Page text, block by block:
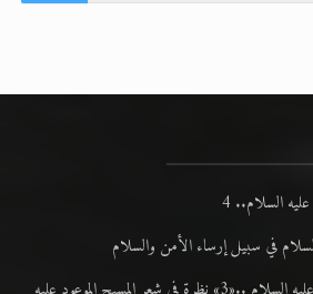
السلام.. 4
في سبيل إرساء الأمن والسلام
رأيٌ في لغة المسيح الموعود عليه السلام ..«3» نظرة في شعر المسيح الموعود عليه